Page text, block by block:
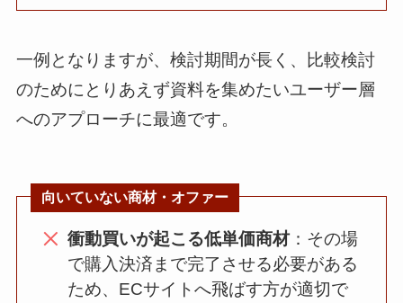
一例となりますが、検討期間が長く、比較検討
のためにとりあえず資料を集めたいユーザー層
へのアプローチに最適です。
向いていない商材・オファー
衝動買いが起こる低単価商材：その場
で購入決済まで完了させる必要がある
ため、ECサイトへ飛ばす方が適切で